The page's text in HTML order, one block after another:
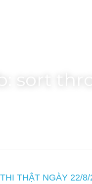
sort
22/8/2020 của HS